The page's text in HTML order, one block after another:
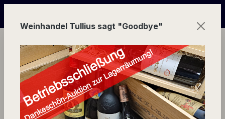
Spezialität
Spezialitäten Pfalz
Weinhandel Tullius sagt "Goodbye"